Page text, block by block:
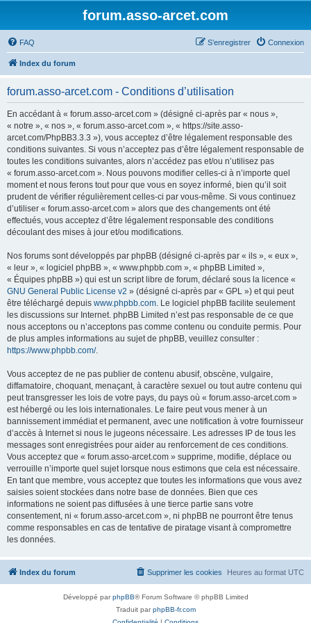
forum.asso-arcet.com
FAQ Connexion
S’enregistrer
Index du forum
forum.asso-arcet.com - Conditions d’utilisation
En accédant à « forum.asso-arcet.com » (désigné ci-après par « nous »,
« notre », « nos », « forum.asso-arcet.com », « https://site.asso-
arcet.com/PhpBB3.3.3 »), vous acceptez d’être légalement responsable des
conditions suivantes. Si vous n’acceptez pas d’être légalement responsable de
toutes les conditions suivantes, alors n’accédez pas et/ou n’utilisez pas
« forum.asso-arcet.com ». Nous pouvons modifier celles-ci à n’importe quel
moment et nous ferons tout pour que vous en soyez informé, bien qu’il soit
prudent de vérifier régulièrement celles-ci par vous-même. Si vous continuez
d’utiliser « forum.asso-arcet.com » alors que des changements ont été
effectués, vous acceptez d’être légalement responsable des conditions
découlant des mises à jour et/ou modifications.
Nos forums sont développés par phpBB (désigné ci-après par « ils », « eux »,
« leur », « logiciel phpBB », « www.phpbb.com », « phpBB Limited »,
« Équipes phpBB ») qui est un script libre de forum, déclaré sous la licence «
GNU General Public License v2 » (désigné ci-après par « GPL ») et qui peut
être téléchargé depuis www.phpbb.com. Le logiciel phpBB facilite seulement
les discussions sur Internet. phpBB Limited n’est pas responsable de ce que
nous acceptons ou n’acceptons pas comme contenu ou conduite permis. Pour
de plus amples informations au sujet de phpBB, veuillez consulter :
https://www.phpbb.com/.
Vous acceptez de ne pas publier de contenu abusif, obscène, vulgaire,
diffamatoire, choquant, menaçant, à caractère sexuel ou tout autre contenu qui
peut transgresser les lois de votre pays, du pays où « forum.asso-arcet.com »
est hébergé ou les lois internationales. Le faire peut vous mener à un
bannissement immédiat et permanent, avec une notification à votre fournisseur
d’accès à Internet si nous le jugeons nécessaire. Les adresses IP de tous les
messages sont enregistrées pour aider au renforcement de ces conditions.
Vous acceptez que « forum.asso-arcet.com » supprime, modifie, déplace ou
verrouille n’importe quel sujet lorsque nous estimons que cela est nécessaire.
En tant que membre, vous acceptez que toutes les informations que vous avez
saisies soient stockées dans notre base de données. Bien que ces
informations ne soient pas diffusées à une tierce partie sans votre
consentement, ni « forum.asso-arcet.com », ni phpBB ne pourront être tenus
comme responsables en cas de tentative de piratage visant à compromettre
les données.
Index du forum Heures au format UTC
Supprimer les cookies
Développé parphpBB® Forum Software © phpBB Limited
Traduit parphpBB-fr.com